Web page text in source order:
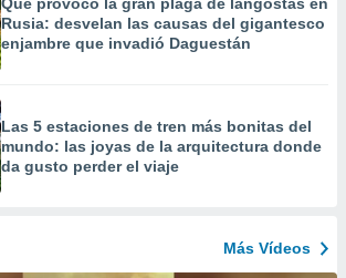
Rusia: desvelan las causas del gigantesco
enjambre que invadió Daguestán
Las 5 estaciones de tren más bonitas del
mundo: las joyas de la arquitectura donde
da gusto perder el viaje
Más Vídeos